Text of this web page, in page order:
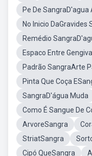
Pe De SangraD'agua
No Inicio DaGravides
Remédio
Espaco Entre
Padrão SangraArte
Pinta Que Coça
SangraD'água Muda
Como É Sangue De
ArvoreSangra
StriatSangra
Cipó QueSangra